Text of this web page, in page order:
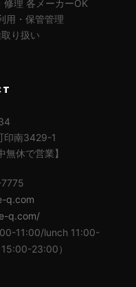
理 各メーカーOK
用・保管管理
り扱い
印南3429-1
無休で営業】
q.com
q.com/
11:00/lunch 11:00-
23:00）